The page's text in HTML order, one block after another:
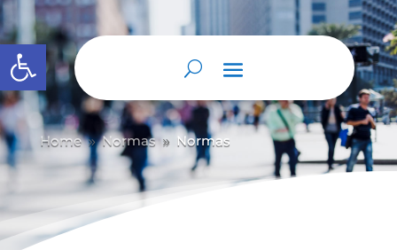
Abrir barra de herramientas
Home 9 Normas 9 Normas